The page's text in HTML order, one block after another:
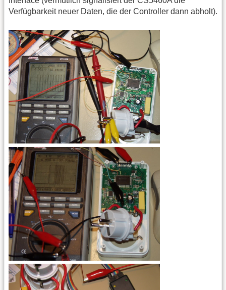
Verfügbarkeit neuer Daten, die der Controller dann abholt).